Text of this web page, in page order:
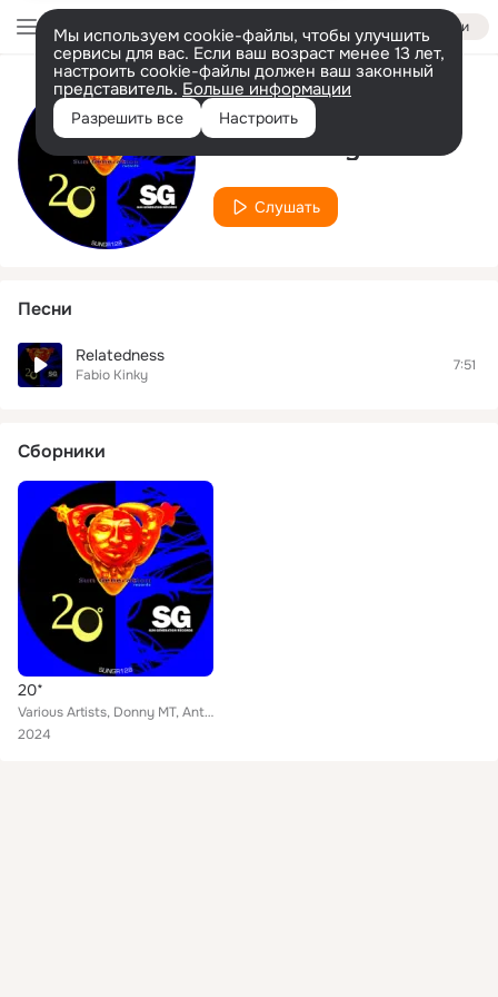
Войти
Мы используем cookie-файлы, чтобы улучшить
сервисы для вас. Если ваш возраст менее 13 лет,
настроить cookie-файлы должен ваш законный
представитель. Больше информации
Разрешить все Настроить
Исполнитель
Fabio Kinky
Слушать
Песни
Relatedness
Fabio Kinky
7:51
Сборники
20*
Various Artists, Donny MT, Antares (Italy), Jo Gala, Antonio Valente, FGJ, Light Spheres, Dedo ID, Yuuki Hori, Sonar, David K, Q...
2024